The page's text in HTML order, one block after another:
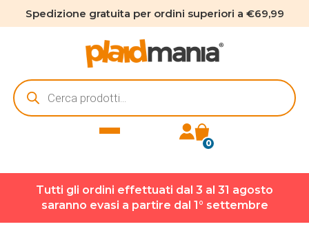
Spedizione gratuita per ordini superiori a €69,99
Ricerca
prodotti
0
Tutti gli ordini effettuati dal 3 al 31 agosto
saranno evasi a partire dal 1° settembre